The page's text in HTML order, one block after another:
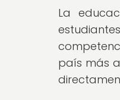
La
país más